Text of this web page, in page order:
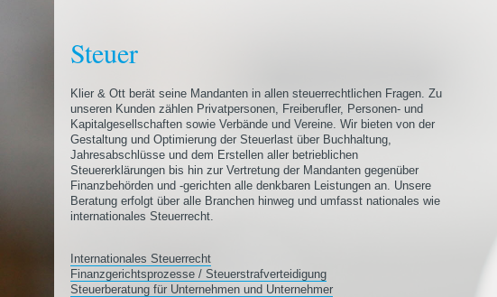
Steuer
Klier & Ott berät seine Mandanten in allen steuerrechtlichen Fragen. Zu
unseren Kunden zählen Privatpersonen, Freiberufler, Personen- und
Kapitalgesellschaften sowie Verbände und Vereine. Wir bieten von der
Gestaltung und Optimierung der Steuerlast über Buchhaltung,
Jahresabschlüsse und dem Erstellen aller betrieblichen
Steuererklärungen bis hin zur Vertretung der Mandanten gegenüber
Finanzbehörden und -gerichten alle denkbaren Leistungen an. Unsere
Beratung erfolgt über alle Branchen hinweg und umfasst nationales wie
internationales Steuerrecht.
Internationales Steuerrecht
Finanzgerichtsprozesse / Steuerstrafverteidigung
Steuerberatung für Unternehmen und Unternehmer